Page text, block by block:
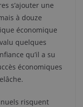
s’ajouter une
à douze
économique
quelques
qu’il a su
économiques
risquent